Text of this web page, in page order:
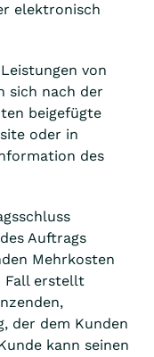
elektronisch
von
sich nach der
beigefügte
oder in
des
Auftrags
Mehrkosten
Fall erstellt
der dem Kunden
kann seinen